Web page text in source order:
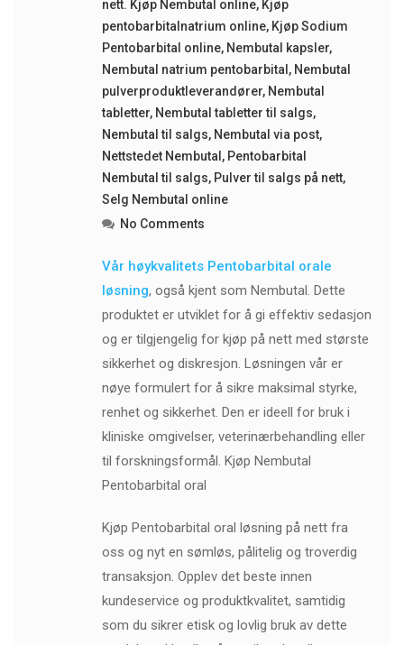
nett. Kjøp Nembutal online, Kjøp
pentobarbitalnatrium online, Kjøp Sodium
Pentobarbital online, Nembutal kapsler,
Nembutal natrium pentobarbital , Nembutal
pulverproduktleverandører, Nembutal
tabletter, Nembutal tabletter til salgs,
Nembutal til salgs, Nembutal via post,
Nettstedet Nembutal , Pentobarbital
Nembutal til salgs, Pulver til salgs på nett,
Selg Nembutal online
No Comments
Vår høykvalitets Pentobarbital orale
løsning, også kjent som Nembutal. Dette
produktet er utviklet for å gi effektiv sedasjon
og er tilgjengelig for kjøp på nett med største
sikkerhet og diskresjon. Løsningen vår er
nøye formulert for å sikre maksimal styrke,
renhet og sikkerhet. Den er ideell for bruk i
kliniske omgivelser, veterinærbehandling eller
til forskningsformål. Kjøp Nembutal
Pentobarbital oral
Kjøp Pentobarbital oral løsning på nett fra
oss og nyt en sømløs, pålitelig og troverdig
transaksjon. Opplev det beste innen
kundeservice og produktkvalitet, samtidig
som du sikrer etisk og lovlig bruk av dette